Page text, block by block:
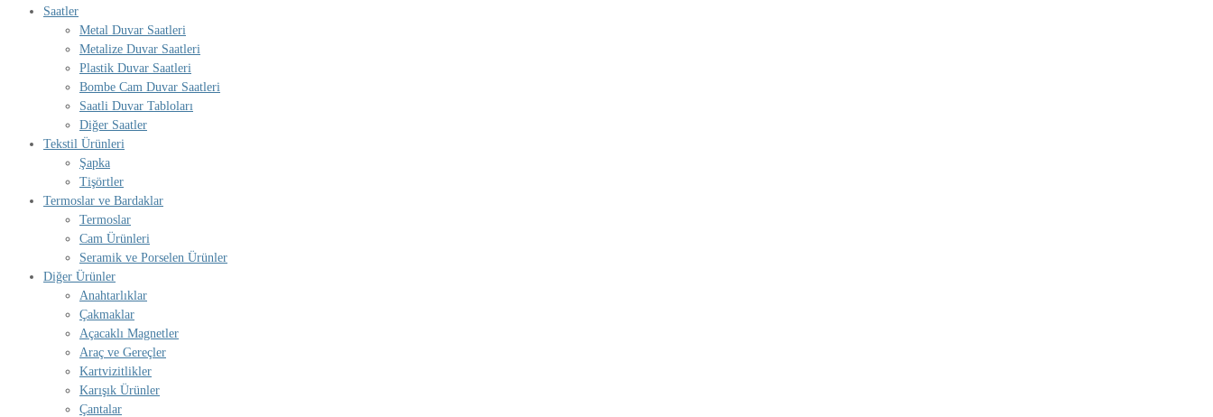
Saatler
Metal Duvar Saatleri
Metalize Duvar Saatleri
Plastik Duvar Saatleri
Bombe Cam Duvar Saatleri
Saatli Duvar Tabloları
Diğer Saatler
Tekstil Ürünleri
Şapka
Tişörtler
Termoslar ve Bardaklar
Termoslar
Cam Ürünleri
Seramik ve Porselen Ürünler
Diğer Ürünler
Anahtarlıklar
Çakmaklar
Açacaklı Magnetler
Araç ve Gereçler
Kartvizitlikler
Karışık Ürünler
Çantalar